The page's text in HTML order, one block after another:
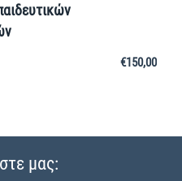
€150,00
μας: